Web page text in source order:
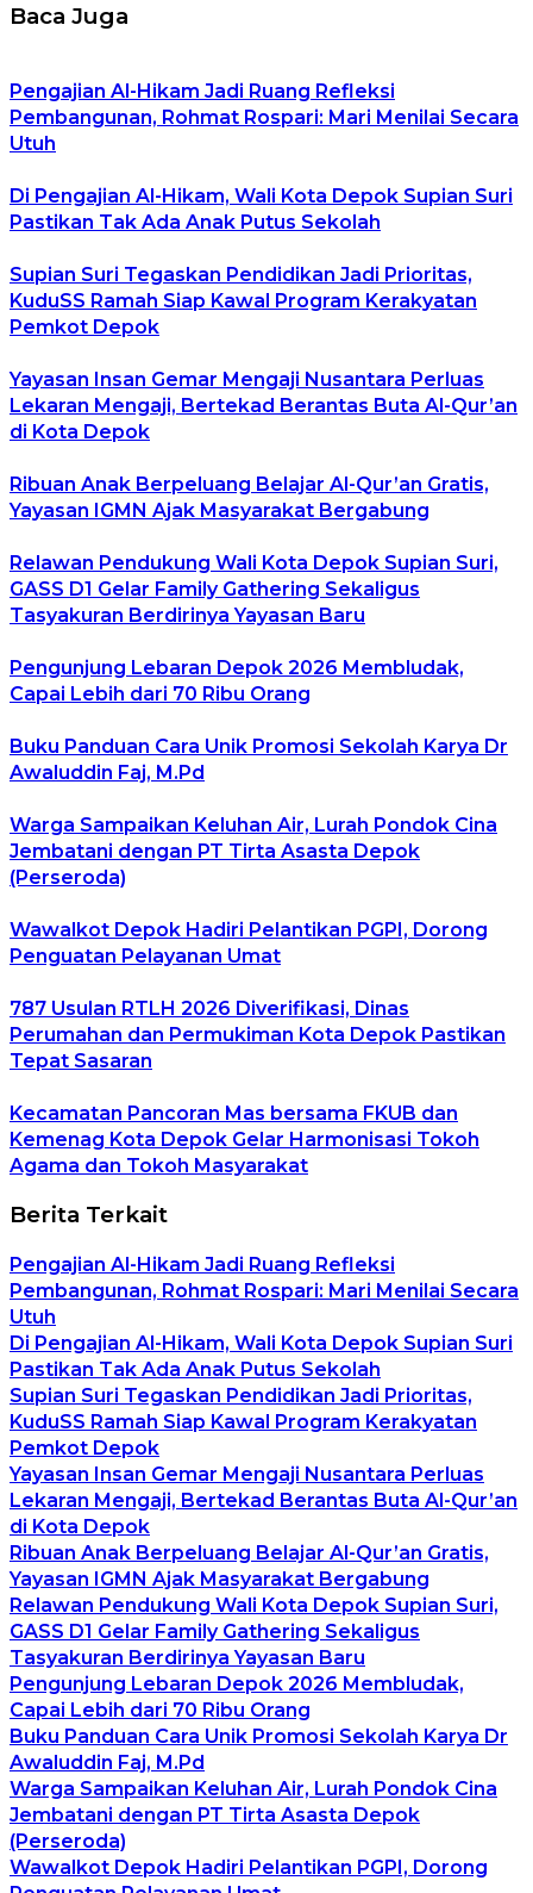
Baca Juga
Pengajian Al-Hikam Jadi Ruang Refleksi
Pembangunan, Rohmat Rospari: Mari Menilai Secara
Utuh
Di Pengajian Al-Hikam, Wali Kota Depok Supian Suri
Pastikan Tak Ada Anak Putus Sekolah
Supian Suri Tegaskan Pendidikan Jadi Prioritas,
KuduSS Ramah Siap Kawal Program Kerakyatan
Pemkot Depok
Yayasan Insan Gemar Mengaji Nusantara Perluas
Lekaran Mengaji, Bertekad Berantas Buta Al-Qur’an
di Kota Depok
Ribuan Anak Berpeluang Belajar Al-Qur’an Gratis,
Yayasan IGMN Ajak Masyarakat Bergabung
Relawan Pendukung Wali Kota Depok Supian Suri,
GASS D1 Gelar Family Gathering Sekaligus
Tasyakuran Berdirinya Yayasan Baru
Pengunjung Lebaran Depok 2026 Membludak,
Capai Lebih dari 70 Ribu Orang
Buku Panduan Cara Unik Promosi Sekolah Karya Dr
Awaluddin Faj, M.Pd
Warga Sampaikan Keluhan Air, Lurah Pondok Cina
Jembatani dengan PT Tirta Asasta Depok
(Perseroda)
Wawalkot Depok Hadiri Pelantikan PGPI, Dorong
Penguatan Pelayanan Umat
787 Usulan RTLH 2026 Diverifikasi, Dinas
Perumahan dan Permukiman Kota Depok Pastikan
Tepat Sasaran
Kecamatan Pancoran Mas bersama FKUB dan
Kemenag Kota Depok Gelar Harmonisasi Tokoh
Agama dan Tokoh Masyarakat
Berita Terkait
Pengajian Al-Hikam Jadi Ruang Refleksi
Pembangunan, Rohmat Rospari: Mari Menilai Secara
Utuh
Di Pengajian Al-Hikam, Wali Kota Depok Supian Suri
Pastikan Tak Ada Anak Putus Sekolah
Supian Suri Tegaskan Pendidikan Jadi Prioritas,
KuduSS Ramah Siap Kawal Program Kerakyatan
Pemkot Depok
Yayasan Insan Gemar Mengaji Nusantara Perluas
Lekaran Mengaji, Bertekad Berantas Buta Al-Qur’an
di Kota Depok
Ribuan Anak Berpeluang Belajar Al-Qur’an Gratis,
Yayasan IGMN Ajak Masyarakat Bergabung
Relawan Pendukung Wali Kota Depok Supian Suri,
GASS D1 Gelar Family Gathering Sekaligus
Tasyakuran Berdirinya Yayasan Baru
Pengunjung Lebaran Depok 2026 Membludak,
Capai Lebih dari 70 Ribu Orang
Buku Panduan Cara Unik Promosi Sekolah Karya Dr
Awaluddin Faj, M.Pd
Warga Sampaikan Keluhan Air, Lurah Pondok Cina
Jembatani dengan PT Tirta Asasta Depok
(Perseroda)
Wawalkot Depok Hadiri Pelantikan PGPI, Dorong